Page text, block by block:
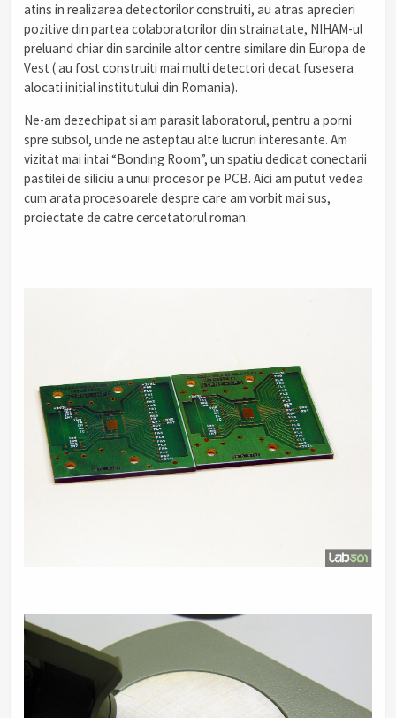
atins in realizarea detectorilor construiti, au atras aprecieri
pozitive din partea colaboratorilor din strainatate, NIHAM-ul
preluand chiar din sarcinile altor centre similare din Europa de
Vest ( au fost construiti mai multi detectori decat fusesera
alocati initial institutului din Romania).
Ne-am dezechipat si am parasit laboratorul, pentru a porni
spre subsol, unde ne asteptau alte lucruri interesante. Am
vizitat mai intai “Bonding Room”, un spatiu dedicat conectarii
pastilei de siliciu a unui procesor pe PCB. Aici am putut vedea
cum arata procesoarele despre care am vorbit mai sus,
proiectate de catre cercetatorul roman.